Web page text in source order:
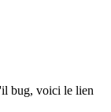
bug, voici le lien